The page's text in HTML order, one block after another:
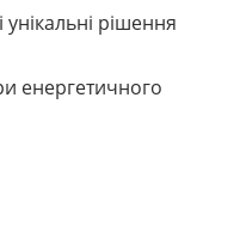
рішення
енергетичного